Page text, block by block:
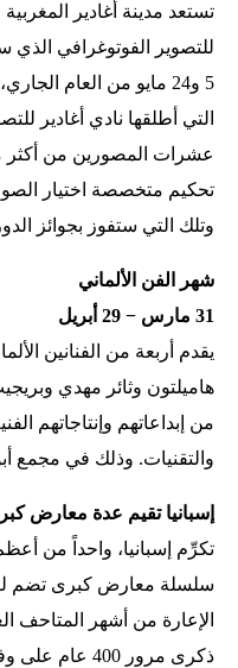
تستعد مدينة أغادير
للتصوير الفوتوغرافي الذي
5 و24 مايو من العام
التي أطلقها نادي أغادير
تحكيم متخصصة اختيار
وتلك التي ستفوز بجوائز
شهر الفن الألماني
31 مارس − 29 أبريل
يقدم أربعة من الفنانين
هاميلتون وثائر مهدي
من إبداعاتهم وإنتاجاتهم
والتقنيات. وذلك في مجمع
إسبانيا تقيم عدة معارض
تكرِّم إسبانيا، واحداً من
سلسلة معارض كبرى تضم
الإعارة من أشهر المتاحف
ذكرى مرور 400 عام على وفاته.